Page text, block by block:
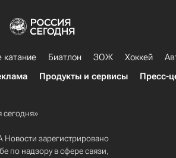
катание Биатлон ЗОЖ Хоккей
Продукты и сервисы Пресс-
Новости зарегистрировано
по надзору в сфере связи,